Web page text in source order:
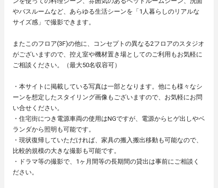
やバスルームなど、あらゆる生活シーンを「1人暮らしのリアルな
サイズ感」で撮影できます。
またこのフロア(3F)の他に、コンセプトの異なる2フロアのスタジオ
がございますので、控え室や機材置き場としてのご利用もお気軽に
ご相談ください。（最大50名収容可）
・本サイトに掲載している写真は一部となります。他にも様々なシ
ーンを想定したスタイリング画像もございますので、お気軽にお問
い合せください。
・住宅街につき電源車両の使用はNGですが、電源からヒゲ出しやベ
ランダから照明も可能です。
・現状復帰していただければ、家具の搬入搬出移動も可能なので、
比較的規模の大きな撮影も可能です。
・ドラマ等の撮影で、1ヶ月間等の長期間の貸出は事前にご相談く
ださい。